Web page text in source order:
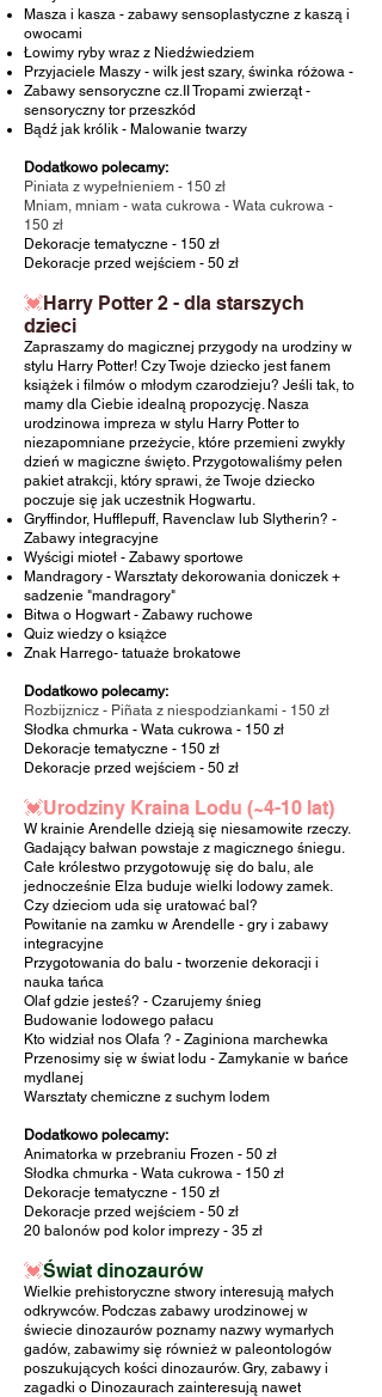
Masza i kasza - zabawy sensoplastyczne z kaszą i
owocami
Łowimy ryby wraz z Niedźwiedziem
Przyjaciele Maszy - wilk jest szary, świnka różowa -
Zabawy sensoryczne cz.II Tropami zwierząt -
sensoryczny tor przeszkód
Bądź jak królik - Malowanie twarzy
Dodatkowo polecamy:
Piniata z wypełnieniem - 150 zł
Mniam, mniam - wata cukrowa - Wata cukrowa -
150 zł
Dekoracje tematyczne - 150 zł
Dekoracje przed wejściem - 50 zł
💓Harry Potter 2 - dla starszych
dzieci
Zapraszamy do magicznej przygody na urodziny w
stylu Harry Potter! Czy Twoje dziecko jest fanem
książek i filmów o młodym czarodzieju? Jeśli tak, to
mamy dla Ciebie idealną propozycję. Nasza
urodzinowa impreza w stylu Harry Potter to
niezapomniane przeżycie, które przemieni zwykły
dzień w magiczne święto. Przygotowaliśmy pełen
pakiet atrakcji, który sprawi, że Twoje dziecko
poczuje się jak uczestnik Hogwartu.
Gryffindor, Hufflepuff, Ravenclaw lub Slytherin? -
Zabawy integracyjne
Wyścigi mioteł - Zabawy sportowe
Mandragory - Warsztaty dekorowania doniczek +
sadzenie "mandragory"
Bitwa o Hogwart - Zabawy ruchowe
Quiz wiedzy o książce
Znak Harrego- tatuaże brokatowe
Dodatkowo polecamy:
Rozbijznicz - Piñata z niespodziankami - 150 zł
Słodka chmurka - Wata cukrowa - 150 zł
Dekoracje tematyczne - 150 zł
Dekoracje przed wejściem - 50 zł
💓Urodziny Kraina Lodu (~4-10 lat)
W krainie Arendelle dzieją się niesamowite rzeczy.
Gadający bałwan powstaje z magicznego śniegu.
Całe królestwo przygotowuję się do balu, ale
jednocześnie Elza buduje wielki lodowy zamek.
Czy dzieciom uda się uratować bal?
Powitanie na zamku w Arendelle - gry i zabawy
integracyjne
Przygotowania do balu - tworzenie dekoracji i
nauka tańca
Olaf gdzie jesteś? - Czarujemy śnieg
Budowanie lodowego pałacu
Kto widział nos Olafa ? - Zaginiona marchewka
Przenosimy się w świat lodu - Zamykanie w bańce
mydlanej
Warsztaty chemiczne z suchym lodem
Dodatkowo polecamy:
Animatorka w przebraniu Frozen - 50 zł
Słodka chmurka - Wata cukrowa - 150 zł
Dekoracje tematyczne - 150 zł
Dekoracje przed wejściem - 50 zł
20 balonów pod kolor imprezy - 35 zł
💓Świat dinozaurów
Wielkie prehistoryczne stwory interesują małych
odkrywców. Podczas zabawy urodzinowej w
świecie dinozaurów poznamy nazwy wymarłych
gadów, zabawimy się również w paleontologów
poszukujących kości dinozaurów. Gry, zabawy i
zagadki o Dinozaurach zainteresują nawet